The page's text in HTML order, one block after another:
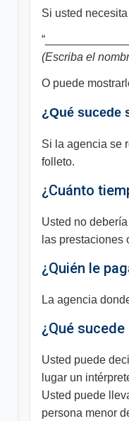
Si usted
(Escriba el
O puede
¿Qué sucede
Si la agencia se
folleto.
¿Cuánto
Usted no
las prestaciones
¿Quién le
La agencia
¿Qué
Usted puede
lugar un
Usted puede
persona menor